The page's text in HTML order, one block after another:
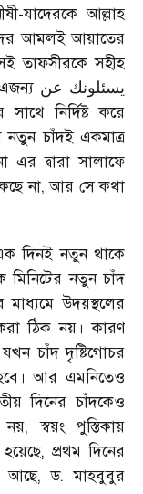
যাদেরকে আল্লাহ
আমলই আয়াতের
তাফসীরকে সহীহ
يسئلونك عن
নির্দিষ্ট করে
নতুন চাঁদই একমাত্র
এর দ্বারা সালাফে
না, আর সে কথা
দিনই নতুন থাকে
মিনিটের নতুন চাঁদ
উদয়স্থলের
ঠিক নয়। কারণ
চাঁদ দৃষ্টিগোচর
আর এমনিতেও
দিনের চাঁদকেও
স্বয়ং পুস্তিকায়
প্রথম দিনের
আছে, ড. মাহবুবুর